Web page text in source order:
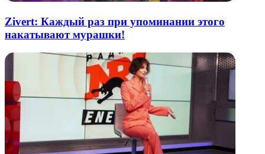
Zivert: Каждый раз при упоминании этого
накатывают мурашки!